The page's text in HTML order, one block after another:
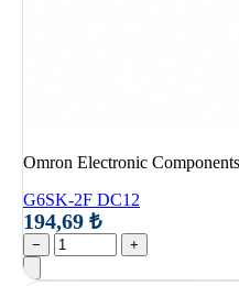
Omron Electronic Components
G6SK-2F DC12
194,69 ₺
− +